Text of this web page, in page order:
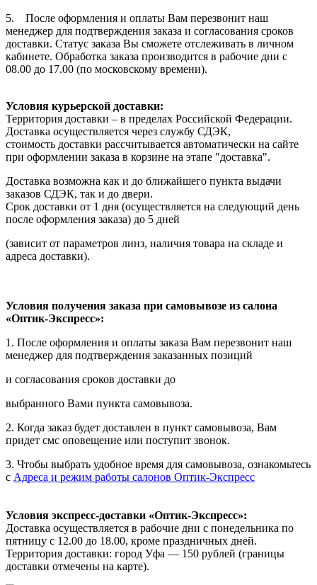
5. После оформления и оплаты Вам перезвонит наш
менеджер для подтверждения заказа и согласования сроков
доставки. Статус заказа Вы сможете отслеживать в личном
кабинете. Обработка заказа производится в рабочие дни с
08.00 до 17.00 (по московскому времени).
Условия курьерской доставки:
Территория доставки – в пределах Российской Федерации.
Доставка осуществляется через службу СДЭК,
стоимость доставки рассчитывается автоматически на сайте
при оформлении заказа в корзине на этапе "доставка".
Доставка возможна как и до ближайшего пункта выдачи
заказов СДЭК, так и до двери.
Срок доставки от 1 дня (осуществляется на следующий день
после оформления заказа) до 5 дней
(зависит от параметров линз, наличия товара на складе и
адреса доставки).
Условия получения заказа при самовывозе из салона
«Оптик-Экспресс»:
1. После оформления и оплаты заказа Вам перезвонит наш
менеджер для подтверждения заказанных позиций
и согласования сроков доставки до
выбранного Вами пункта самовывоза.
2. Когда заказ будет доставлен в пункт самовывоза, Вам
придет смс оповещение или поступит звонок.
3. Чтобы выбрать удобное время для самовывоза, ознакомьтесь
с Адреса и режим работы салонов Оптик-Экспресс
Условия экспресс-доставки «Оптик-Экспресс»:
Доставка осуществляется в рабочие дни с понедельника по
пятницу с 12.00 до 18.00, кроме праздничных дней.
Территория доставки: город Уфа — 150 рублей (границы
доставки отмечены на карте).